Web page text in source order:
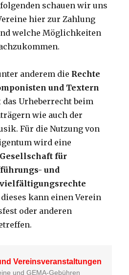
schauen wir uns
hier zur Zahlung
welche Möglichkeiten
anderem die Rechte
und Textern
Urheberrecht beim
wie auch der
Für die Nutzung von
wird eine
für
und
kann einen Verein
oder anderen